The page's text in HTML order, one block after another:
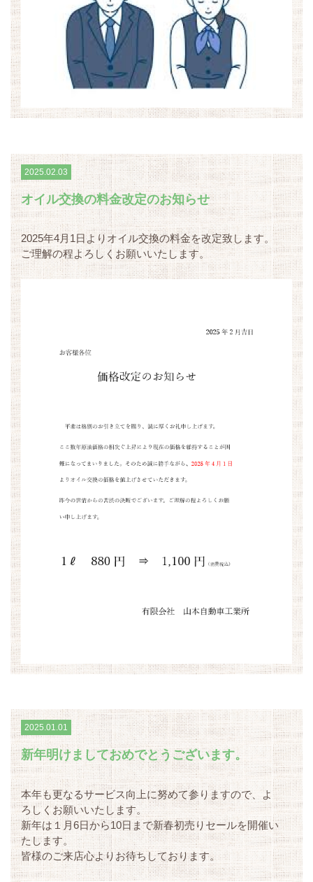
2025.02.03
オイル交換の料金改定のお知らせ
2025年4月1日よりオイル交換の料金を改定致します。
ご理解の程よろしくお願いいたします。
2025.01.01
新年明けましておめでとうございます。
本年も更なるサービス向上に努めて参りますので、よ
ろしくお願いいたします。
新年は１月6日から10日まで新春初売りセールを開催い
たします。
皆様のご来店心よりお待ちしております。